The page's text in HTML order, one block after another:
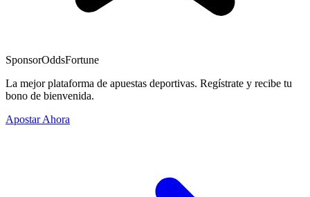
SponsorOddsFortune
La mejor plataforma de apuestas deportivas. Regístrate y recibe tu
bono de bienvenida.
Apostar Ahora